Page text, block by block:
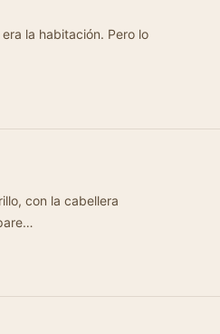
la habitación. Pero lo
con la cabellera